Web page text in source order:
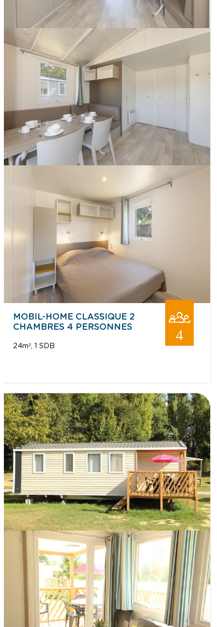
MOBIL-HOME CLASSIQUE 2
CHAMBRES 4 PERSONNES
24m² 1 SDB
4